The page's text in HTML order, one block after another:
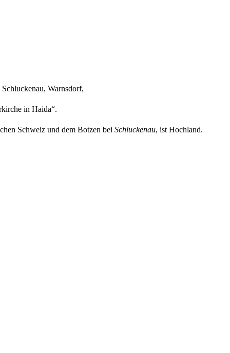
Warnsdorf,
in Haida“.
Schweiz und dem Botzen bei Schluckenau, ist Hochland.